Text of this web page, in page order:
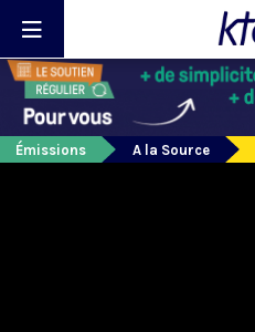
Émissions A la Source